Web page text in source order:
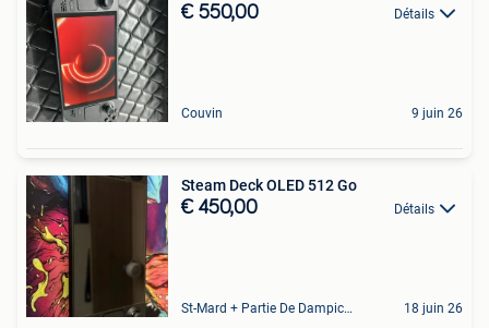
€ 550,00 Détails
Couvin 9 juin 26
Steam Deck OLED 512 Go
€ 450,00 Détails
St-Mard + Partie De Dampicourt 18 juin 26